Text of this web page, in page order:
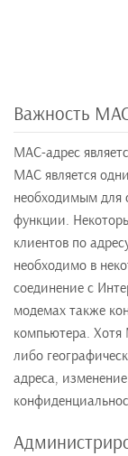
Важность
МАС-адрес
MAC является
необходимым для
функции.
клиентов по
необходимо в
соединение с
модемах также
компьютера. Хотя
либо
адреса,